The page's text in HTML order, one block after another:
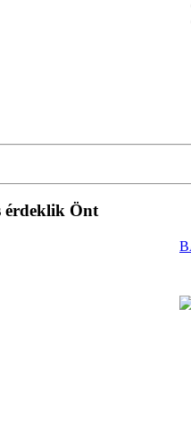
érdeklik Önt